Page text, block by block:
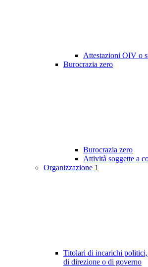
Attestazioni OIV o
Burocrazia zero
Burocrazia zero
Attività soggette a
Organizzazione 1
Titolari di incarichi
di direzione o di governo